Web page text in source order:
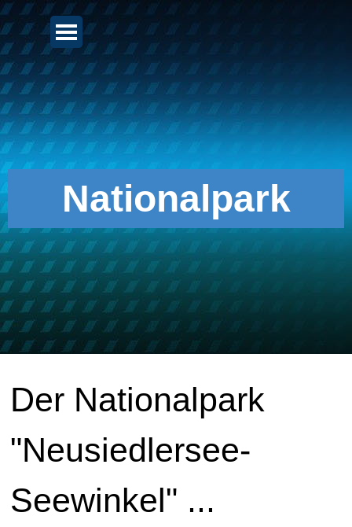
Direkt zum Seiteninhalt
Menü überspringen
Nationalpark
Der Nationalpark
"Neusiedlersee-
Seewinkel" ...